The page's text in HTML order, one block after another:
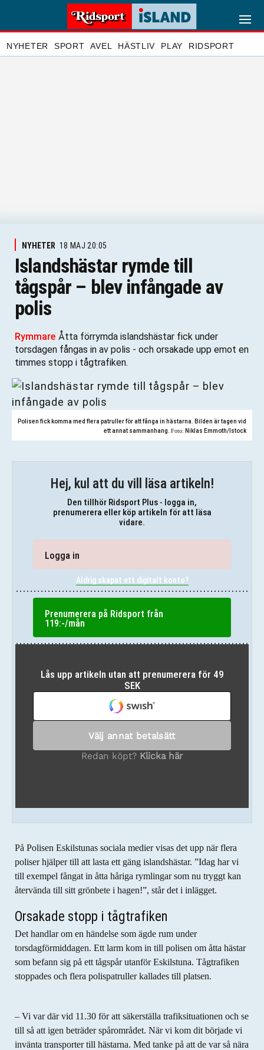
NYHETER SPORT AVEL HÄSTLIV PLAY RIDSPORT
NYHETER 18 MAJ 20:05
Islandshästar rymde till
tågspår – blev infångade av
polis
Rymmare Åtta förrymda islandshästar fick under
torsdagen fångas in av polis - och orsakade upp emot en
timmes stopp i tågtrafiken.
Polisen fick komma med flera patruller för att fånga in hästarna. Bilden är tagen vid
ett annat sammanhang. Foto: Niklas Emmoth/Istock
Hej, kul att du vill läsa artikeln!
Den tillhör Ridsport Plus - logga in,
prenumerera eller köp artikeln för att läsa
vidare.
Logga in
Aldrig skapat ett digitalt konto?
Prenumerera på Ridsport från
119:-/mån
På Polisen Eskilstunas sociala medier visas det upp när flera
poliser hjälper till att lasta ett gäng islandshästar. ”Idag har vi
till exempel fångat in åtta håriga rymlingar som nu tryggt kan
återvända till sitt grönbete i hagen!”, står det i inlägget.
Orsakade stopp i tågtrafiken
Det handlar om en händelse som ägde rum under
torsdagförmiddagen. Ett larm kom in till polisen om åtta hästar
som befann sig på ett tågspår utanför Eskilstuna. Tågtrafiken
stoppades och flera polispatruller kallades till platsen.
– Vi var där vid 11.30 för att säkerställa trafiksituationen och se
till så att igen beträder spårområdet. När vi kom dit började vi
invänta transporter till hästarna. Med tanke på att de var så nära